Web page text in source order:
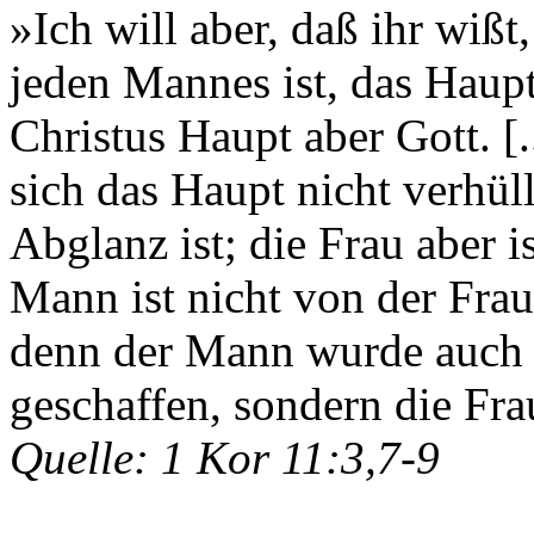
»Ich will aber, daß ihr
jeden Mannes ist, das
Christus Haupt aber Gott.
sich das Haupt nicht
Abglanz ist; die Frau aber
Mann ist nicht von der
denn der Mann wurde
geschaffen, sondern die
Quelle: 1 Kor 11:3,7-9